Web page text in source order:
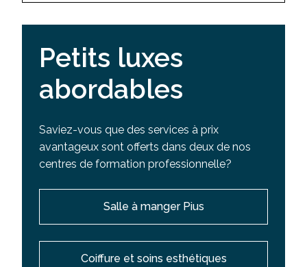
Petits luxes
abordables
Saviez-vous que des services à prix
avantageux sont offerts dans deux de nos
centres de formation professionnelle?
Salle à manger Pius
Coiffure et soins esthétiques